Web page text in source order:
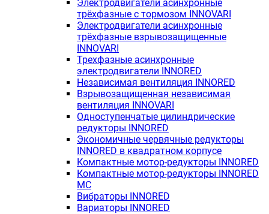
Электродвигатели асинхронные
трёхфазные с тормозом INNOVARI
Электродвигатели асинхронные
трёхфазные взрывозащищенные
INNOVARI
Трехфазные асинхронные
электродвигатели INNORED
Независимая вентиляция INNORED
Взрывозащищенная независимая
вентиляция INNOVARI
Одноступенчатые цилиндрические
редукторы INNORED
Экономичные червячные редукторы
INNORED в квадратном корпусе
Компактные мотор-редукторы INNORED
Компактные мотор-редукторы INNORED
MC
Вибраторы INNORED
Вариаторы INNORED